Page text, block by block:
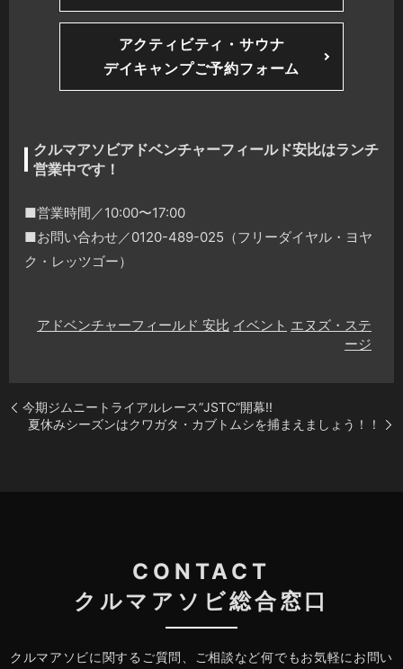
アクティビティ・サウナ
デイキャンプご予約フォーム
クルマアソビアドベンチャーフィールド安比はランチ
営業中です！
■営業時間／10:00〜17:00
■お問い合わせ／0120-489-025（フリーダイヤル・ヨヤ
ク・レッツゴー）
アドベンチャーフィールド 安比 イベント エヌズ・ステ
ージ
今期ジムニートライアルレース”JSTC”開幕!!
夏休みシーズンはクワガタ・カブトムシを捕まえましょう！！
CONTACT
クルマアソビ総合窓口
クルマアソビに関するご質問、ご相談など何でもお気軽にお問い